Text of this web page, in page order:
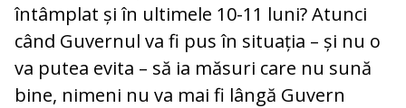
întâmplat și în ultimele 10-11 luni? Atunci
când Guvernul va fi pus în situația – și nu o
va putea evita – să ia măsuri care nu sună
bine, nimeni nu va mai fi lângă Guvern